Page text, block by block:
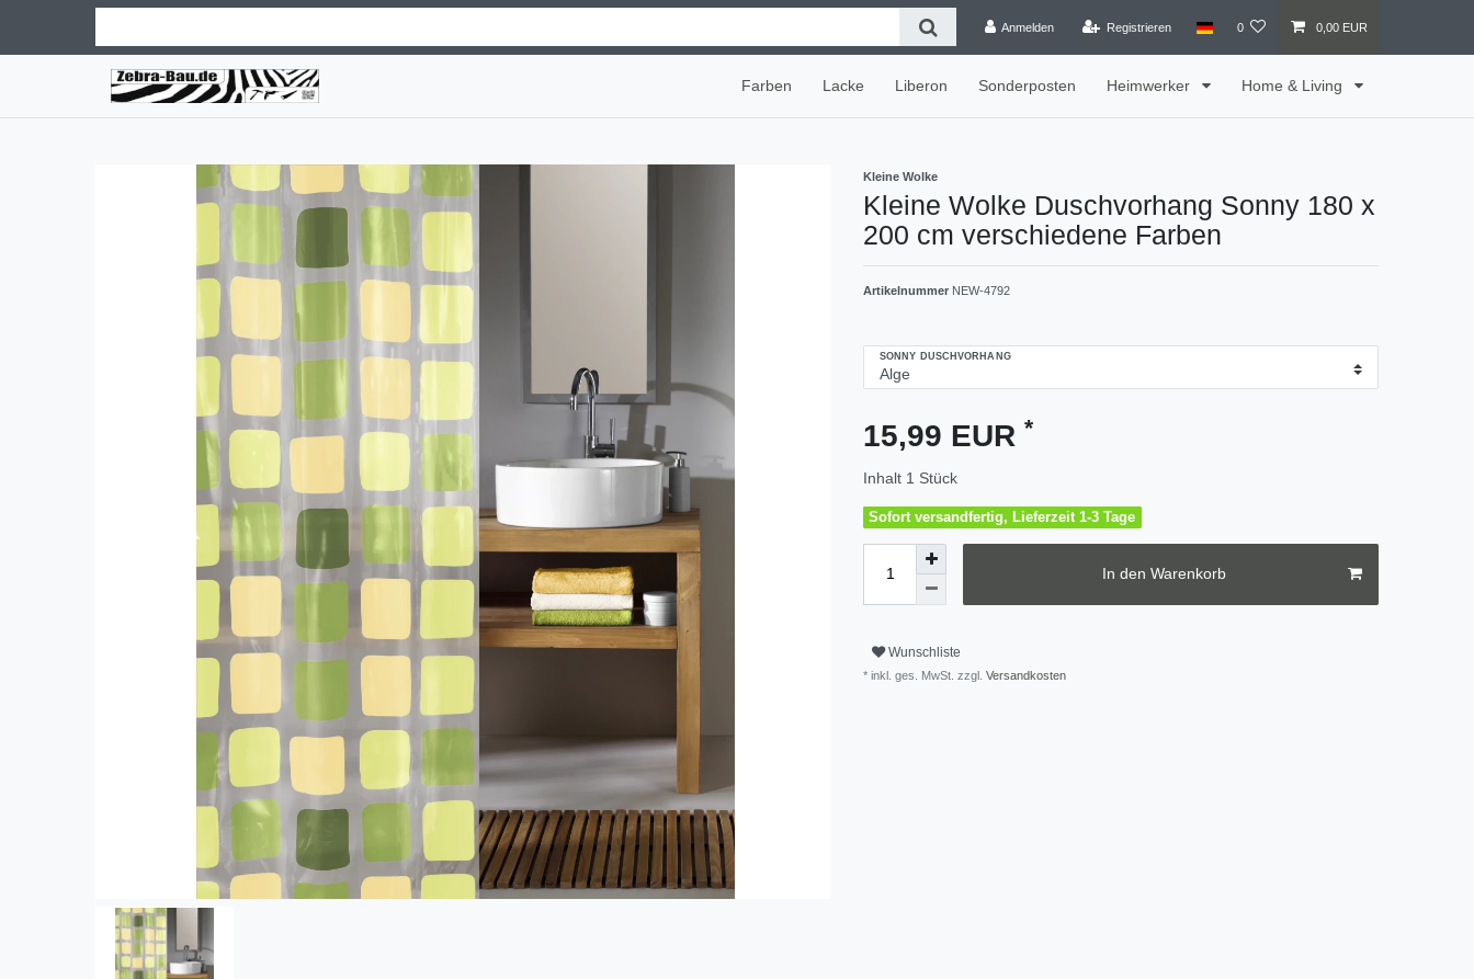
Anmelden Registrieren 0 0,00 EUR
Farben Lacke Liberon Sonderposten Heimwerker Home & Living
Kleine Wolke
Kleine Wolke Duschvorhang Sonny 180 x
200 cm verschiedene Farben
Artikelnummer NEW-4792
SONNY DUSCHVORHANG
15,99 EUR *
Inhalt 1 Stück
Sofort versandfertig, Lieferzeit 1-3 Tage
In den Warenkorb
Wunschliste
* inkl. ges. MwSt. zzgl. Versandkosten